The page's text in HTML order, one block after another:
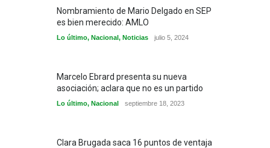
Nombramiento de Mario Delgado en SEP
es bien merecido: AMLO
Lo último, Nacional, Noticias julio 5, 2024
Marcelo Ebrard presenta su nueva
asociación; aclara que no es un partido
Lo último, Nacional septiembre 18, 2023
Clara Brugada saca 16 puntos de ventaja